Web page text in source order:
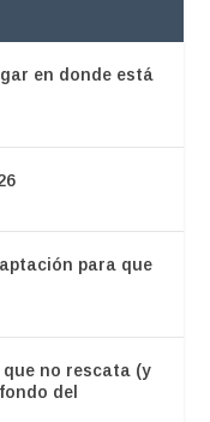
en donde está
para que
no rescata (y
del